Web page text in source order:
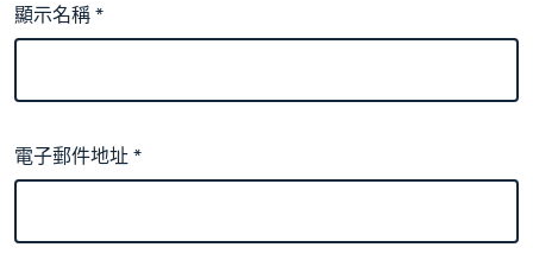
顯示名稱*
電子郵件地址*